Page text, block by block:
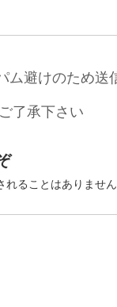
ム避けのため送
了承下さい
れることはありません